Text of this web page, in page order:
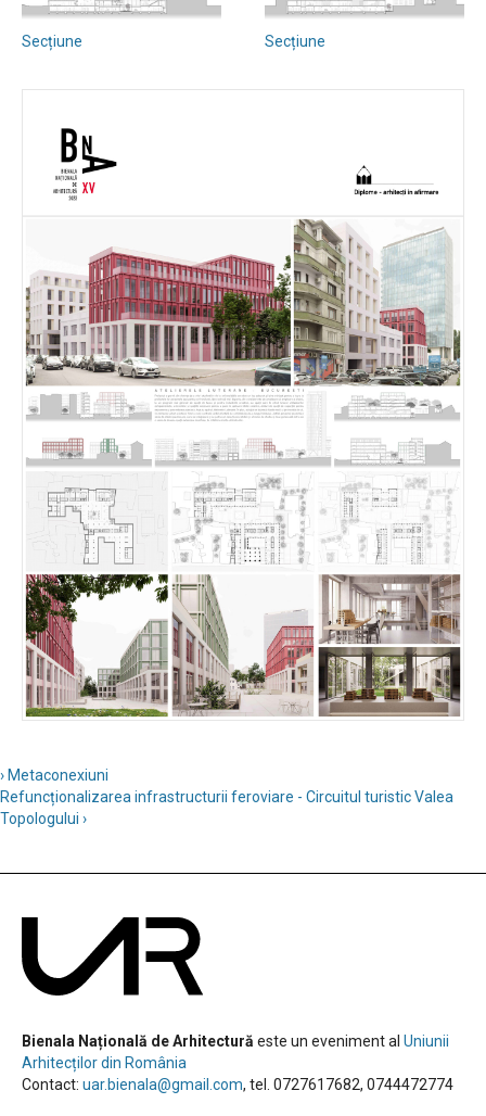
Secțiune Secțiune
› Metaconexiuni
Refuncționalizarea infrastructurii feroviare - Circuitul turistic Valea
Topologului ›
Bienala Națională de Arhitectură este un eveniment al Uniunii
Arhitecților din România
Contact: uar.bienala@gmail.com, tel. 0727617682, 0744472774